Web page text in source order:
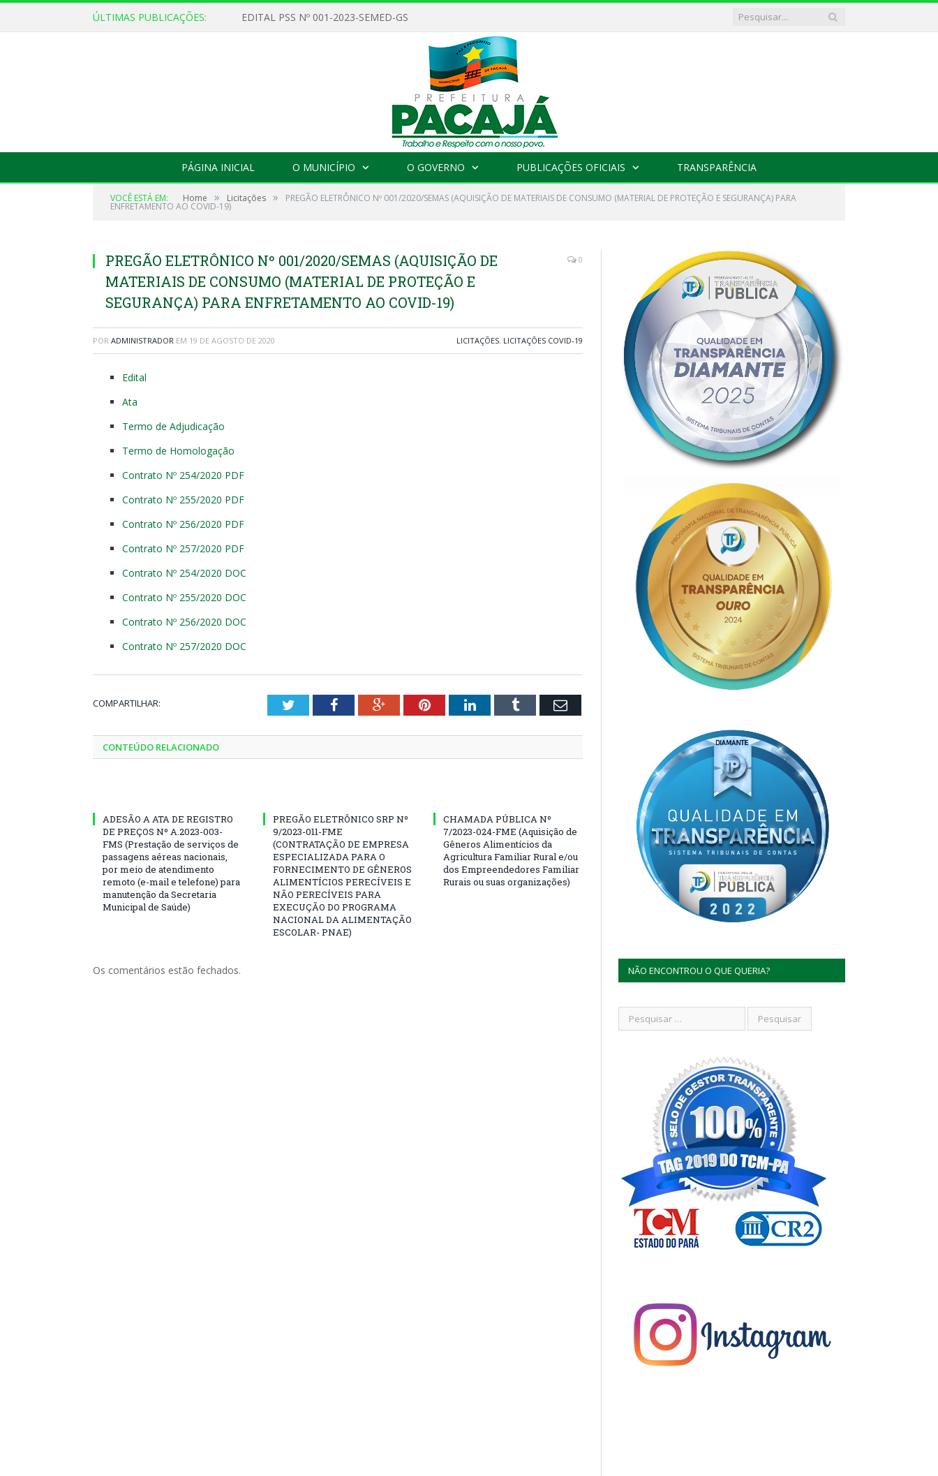
ÚLTIMAS PUBLICAÇÕES: EDITAL PSS Nº 001-2023-SEMED-GS
PÁGINA INICIAL O MUNICÍPIO O GOVERNO PUBLICAÇÕES OFICIAIS TRANSPARÊNCIA
VOCÊ ESTÁ EM: Home » Licitações » PREGÃO ELETRÔNICO Nº 001/2020/SEMAS (AQUISIÇÃO DE MATERIAIS DE CONSUMO (MATERIAL DE PROTEÇÃO E SEGURANÇA) PARA
ENFRETAMENTO AO COVID-19)
PREGÃO ELETRÔNICO Nº 001/2020/SEMAS (AQUISIÇÃO DE
MATERIAIS DE CONSUMO (MATERIAL DE PROTEÇÃO E
SEGURANÇA) PARA ENFRETAMENTO AO COVID-19)
0
POR ADMINISTRADOR EM 19 DE AGOSTO DE 2020 LICITAÇÕES, LICITAÇÕES COVID-19
Edital
Ata
Termo de Adjudicação
Termo de Homologação
Contrato Nº 254/2020 PDF
Contrato Nº 255/2020 PDF
Contrato Nº 256/2020 PDF
Contrato Nº 257/2020 PDF
Contrato Nº 254/2020 DOC
Contrato Nº 255/2020 DOC
Contrato Nº 256/2020 DOC
Contrato Nº 257/2020 DOC
COMPARTILHAR: TwitterFacebookGoogle+PinterestLinkedInTumblr Email
CONTEÚDO RELACIONADO
ADESÃO A ATA DE REGISTRO
DE PREÇOS Nº A.2023-003-
FMS (Prestação de serviços de
passagens aéreas nacionais,
por meio de atendimento
remoto (e-mail e telefone) para
manutenção da Secretaria
Municipal de Saúde)
PREGÃO ELETRÔNICO SRP Nº
9/2023-011-FME
(CONTRATAÇÃO DE EMPRESA
ESPECIALIZADA PARA O
FORNECIMENTO DE GÊNEROS
ALIMENTÍCIOS PERECÍVEIS E
NÃO PERECÍVEIS PARA
EXECUÇÃO DO PROGRAMA
NACIONAL DA ALIMENTAÇÃO
ESCOLAR- PNAE)
CHAMADA PÚBLICA Nº
7/2023-024-FME (Aquisição de
Gêneros Alimentícios da
Agricultura Familiar Rural e/ou
dos Empreendedores Familiar
Rurais ou suas organizações)
Os comentários estão fechados. NÃO ENCONTROU O QUE QUERIA?